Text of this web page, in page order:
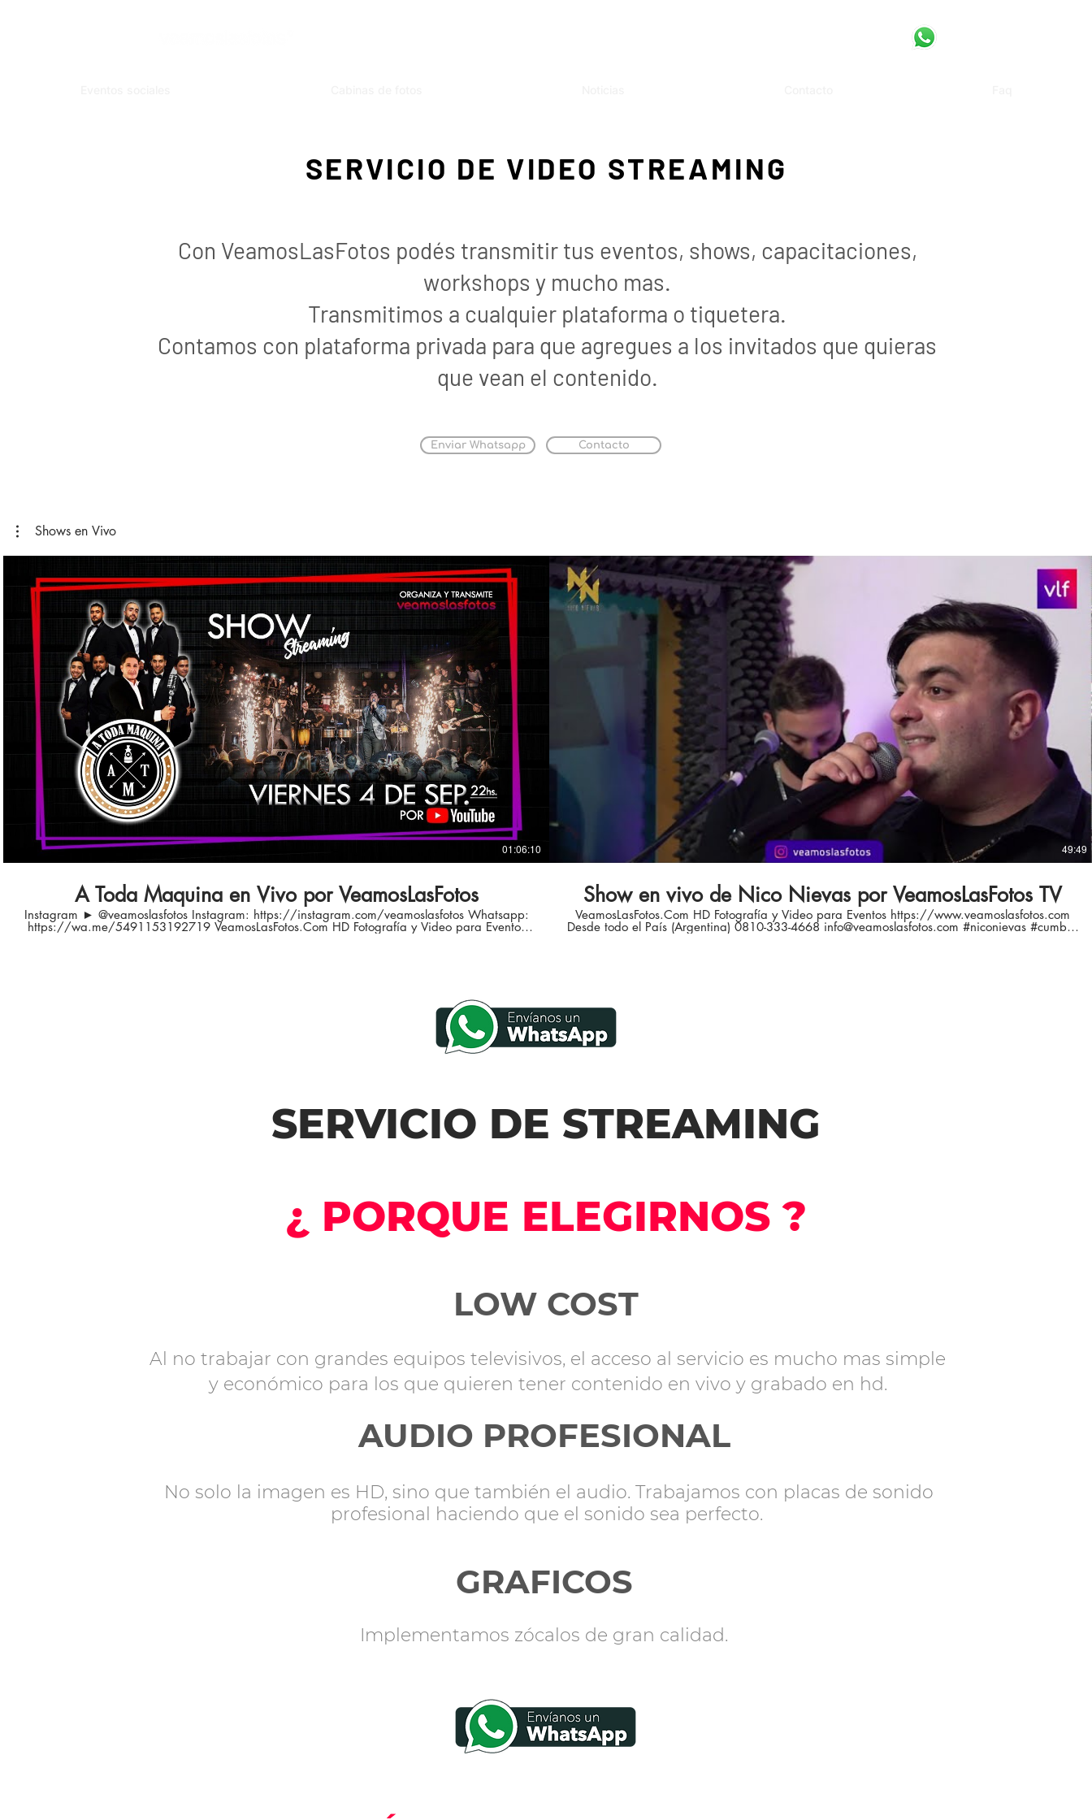
SERVICIO DE VIDEO STREAMING
Con VeamosLasFotos podés transmitir tus eventos, shows, capacitaciones,
workshops y mucho mas.
Transmitimos a cualquier plataforma o tiquetera.
Contamos con plataforma privada para que agregues a los invitados que quieras
que vean el contenido.
Enviar Whatsapp Contacto
Shows en Vivo
Play Video
01:06:10
A Toda Maquina en Vivo por VeamosLasFotos
Instagram ► @veamoslasfotos Instagram: https://instagram.com/veamoslasfotos Whatsapp:
https://wa.me/5491153192719 VeamosLasFotos.Com HD Fotografía y Video para Eventos
Play Video
49:49
Show en vivo de Nico Nievas por VeamosLasFotos TV
VeamosLasFotos.Com HD Fotografía y Video para Eventos https://www.veamoslasfotos.com
Desde todo el País (Argentina) 0810-333-4668 info@veamoslasfotos.com #niconievas #cumbia
SERVICIO DE STREAMING
¿ PORQUE ELEGIRNOS ?
Al no trabajar con grandes equipos televisivos, el acceso al servicio es mucho mas simple
y económico para los que quieren tener contenido en vivo y grabado en hd.
LOW COST
AUDIO PROFESIONAL
No solo la imagen es HD, sino que también el audio. Trabajamos con placas de sonido
profesional haciendo que el sonido sea perfecto.
GRAFICOS
Implementamos zócalos de gran calidad.